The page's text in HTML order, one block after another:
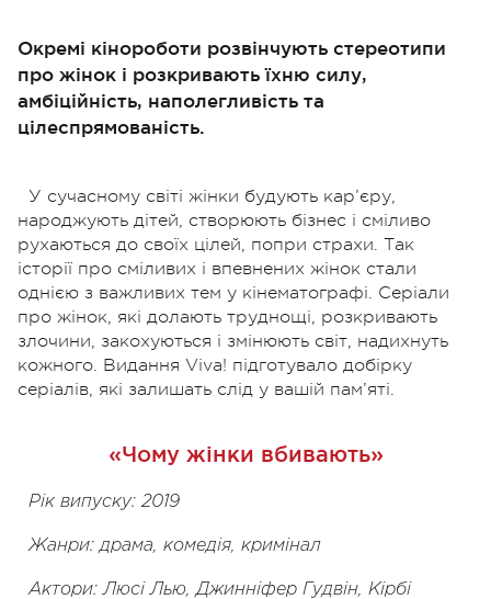
Окремі кінороботи розвінчують стереотипи
про жінок і розкривають їхню силу,
амбіційність, наполегливість та
цілеспрямованість.
У сучасному світі жінки будують кар’єру,
народжують дітей, створюють бізнес і сміливо
рухаються до своїх цілей, попри страхи. Так
історії про сміливих і впевнених жінок стали
однією з важливих тем у кінематографі. Серіали
про жінок, які долають труднощі, розкривають
злочини, закохуються і змінюють світ, надихнуть
кожного. Видання Viva! підготувало добірку
серіалів, які залишать слід у вашій пам’яті.
«Чому жінки вбивають»
Рік випуску: 2019
Жанри: драма, комедія, кримінал
Актори: Люсі Лью, Джинніфер Гудвін, Кірбі